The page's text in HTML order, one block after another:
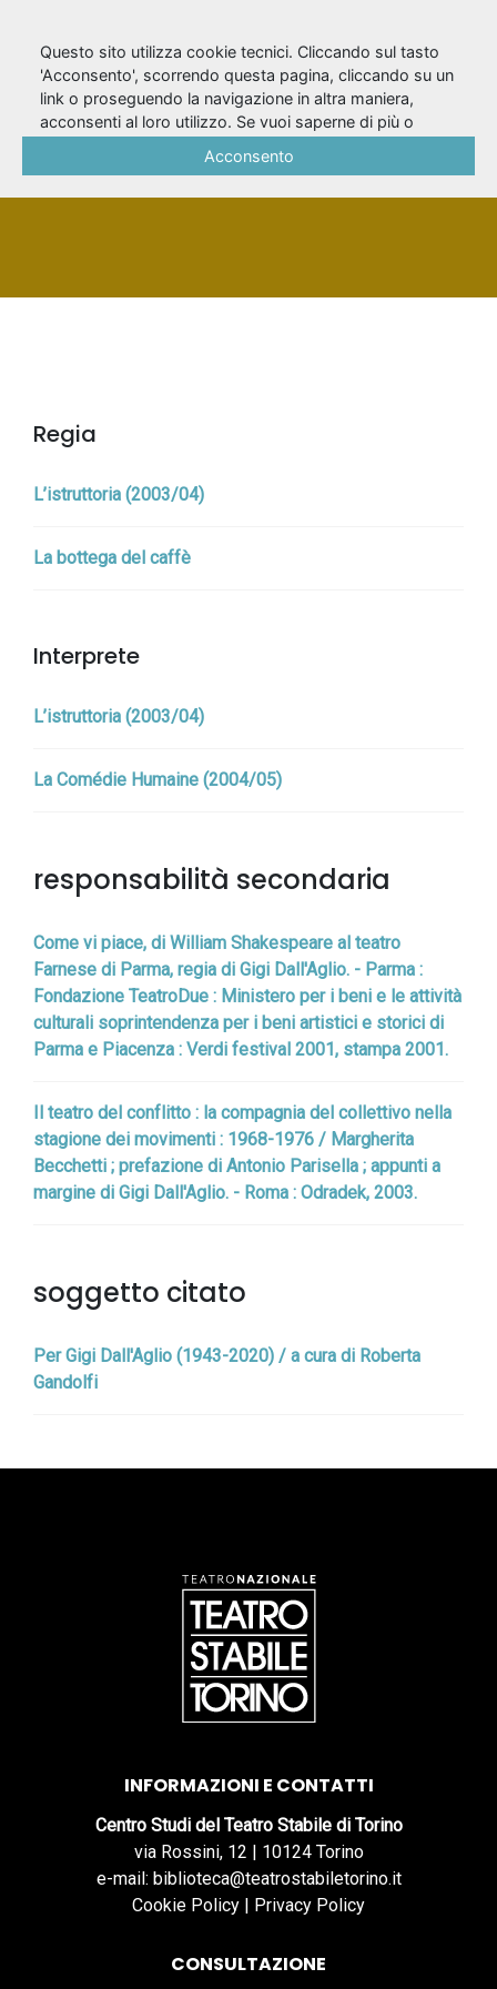
Dall'Aglio, Gigi
PERSONA
Regia
L’istruttoria (2003/04)
La bottega del caffè
Interprete
L’istruttoria (2003/04)
La Comédie Humaine (2004/05)
responsabilità secondaria
Come vi piace, di William Shakespeare al teatro
Farnese di Parma, regia di Gigi Dall'Aglio. - Parma :
Fondazione TeatroDue : Ministero per i beni e le attività
culturali soprintendenza per i beni artistici e storici di
Parma e Piacenza : Verdi festival 2001, stampa 2001.
Il teatro del conflitto : la compagnia del collettivo nella
stagione dei movimenti : 1968-1976 / Margherita
Becchetti ; prefazione di Antonio Parisella ; appunti a
margine di Gigi Dall'Aglio. - Roma : Odradek, 2003.
soggetto citato
Per Gigi Dall'Aglio (1943-2020) / a cura di Roberta
Gandolfi
INFORMAZIONI E CONTATTI
Centro Studi del Teatro Stabile di Torino
via Rossini, 12 | 10124 Torino
e-mail: biblioteca@teatrostabiletorino.it
Cookie Policy | Privacy Policy
CONSULTAZIONE
Questo sito utilizza cookie tecnici. Cliccando sul tasto
'Acconsento', scorrendo questa pagina, cliccando su un
link o proseguendo la navigazione in altra maniera,
acconsenti al loro utilizzo. Se vuoi saperne di più o
Acconsento